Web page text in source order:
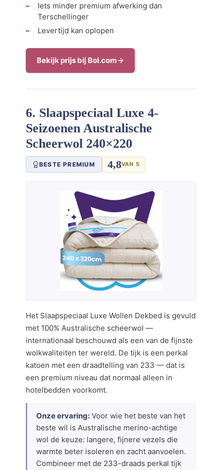
Iets minder premium afwerking dan
Terschellinger
Levertijd kan oplopen
Bekijk prijs bij Bol.com
6. Slaapspeciaal Luxe 4-
Seizoenen Australische
Scheerwol 240×220
BESTE PREMIUM 4,8VAN 5
Het Slaapspeciaal Luxe Wollen Dekbed is gevuld
met 100% Australische scheerwol —
internationaal beschouwd als een van de fijnste
wolkwaliteiten ter wereld. De tijk is een perkal
katoen met een draadtelling van 233 — dat is
een premium niveau dat normaal alleen in
hotelbedden voorkomt.
Onze ervaring: Voor wie het beste van het
beste wil is Australische merino-achtige
wol de keuze: langere, fijnere vezels die
warmte beter isoleren en zacht aanvoelen.
Combineer met de 233-draads perkal tijk